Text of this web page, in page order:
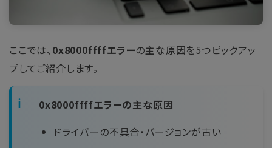
ここでは、 0x8000ffffエラーの主な原因を5つピックアッ
プしてご紹介します。
0x8000ffffエラーの主な原因
ドライバーの不具合・バージョンが古い